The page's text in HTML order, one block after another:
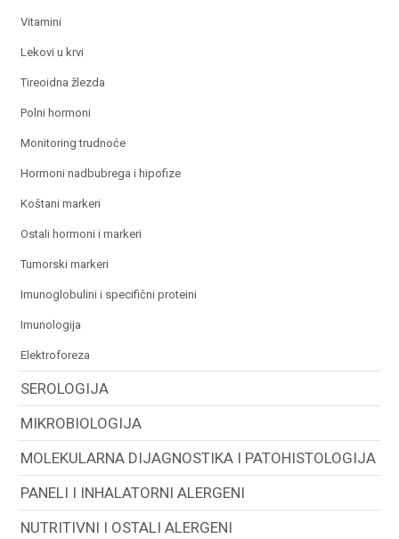
vitamini
lekovi u krvi
tireoidna žlezda
polni hormoni
monitoring trudnoće
hormoni nadbubrega i hipofize
koštani markeri
ostali hormoni i markeri
tumorski markeri
imunoglobulini i specifični proteini
imunologija
elektroforeza
SEROLOGIJA
MIKROBIOLOGIJA
MOLEKULARNA DIJAGNOSTIKA I PATOHISTOLOGIJA
PANELI I INHALATORNI ALERGENI
NUTRITIVNI I OSTALI ALERGENI